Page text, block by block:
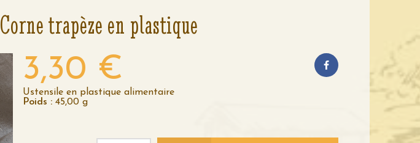
Corne trapèze en plastique
3,30 €
Ustensile en plastique alimentaire
Poids :45,00 g